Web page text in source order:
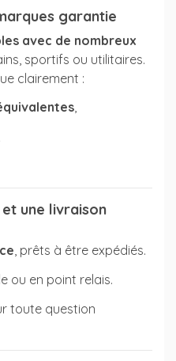
garantie
avec de nombreux
sportifs ou utilitaires.
clairement :
,
une livraison
, prêts à être expédiés.
ou en point relais.
toute question